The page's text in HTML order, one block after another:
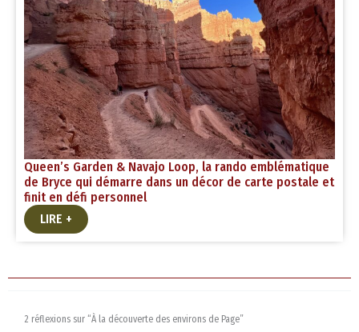
Queen’s Garden & Navajo Loop, la rando emblématique
de Bryce qui démarre dans un décor de carte postale et
finit en défi personnel
LIRE +
2 réflexions sur “À la découverte des environs de Page”